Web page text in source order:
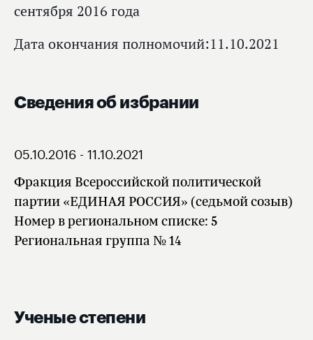
сентября 2016 года
Дата окончания полномочий:11.10.2021
Сведения об избрании
05.10.2016 - 11.10.2021
Фракция Всероссийской политической
партии «ЕДИНАЯ РОССИЯ» (седьмой созыв)
Номер в региональном списке: 5
Региональная группа № 14
Ученые степени